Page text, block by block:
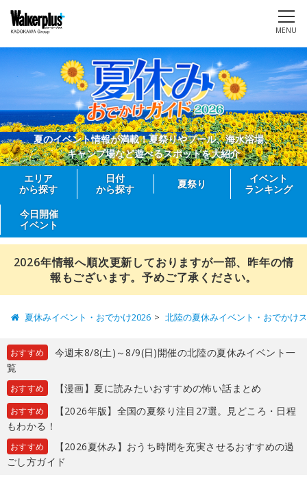
MENU
夏のイベント情報が満載！夏祭りやプール、海水浴場、
キャンプ場など遊べるスポットを大紹介
エリア
から探す
日付
から探す
夏祭り
イベント
ランキング
今日開催
イベント
2026年情報へ順次更新しておりますが一部、昨年の情
報もございます。予めご了承ください。
夏休みイベント・おでかけ2026 北陸の夏休みイベント・おでかけ
おすすめ
今週末8/8(土)～8/9(日)開催の北陸の夏休みイベント一
覧
おすすめ 【漫画】夏に読みたいおすすめの怖い話まとめ
おすすめ
【2026年版】全国の夏祭り注目27選。見どころ・日程
もわかる！
おすすめ
【2026夏休み】おうち時間を充実させるおすすめの過
ごし方ガイド